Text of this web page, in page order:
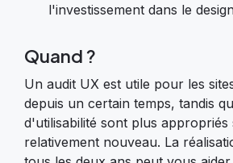
l'investissement dans le
Quand ?
Un audit UX est utile pour les
depuis un certain temps, tandis
d'utilisabilité sont plus appropriés
relativement nouveau. La